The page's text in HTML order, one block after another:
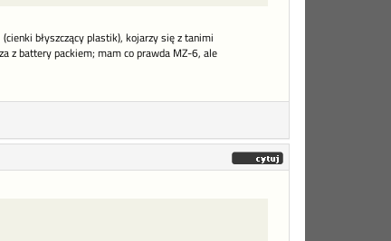
błyszczący plastik), kojarzy się z tanimi
z battery packiem; mam co prawda MZ-6, ale